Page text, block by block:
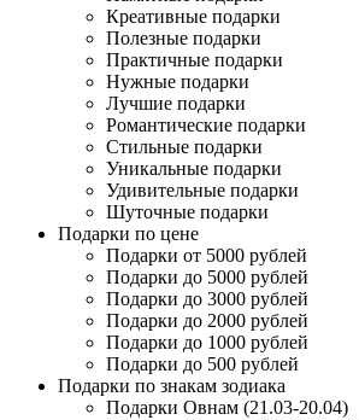
Креативные подарки
Полезные подарки
Практичные подарки
Нужные подарки
Лучшие подарки
Романтические подарки
Стильные подарки
Уникальные подарки
Удивительные подарки
Шуточные подарки
Подарки по цене
Подарки от 5000 рублей
Подарки до 5000 рублей
Подарки до 3000 рублей
Подарки до 2000 рублей
Подарки до 1000 рублей
Подарки до 500 рублей
Подарки по знакам зодиака
Подарки Овнам (21.03-20.04)